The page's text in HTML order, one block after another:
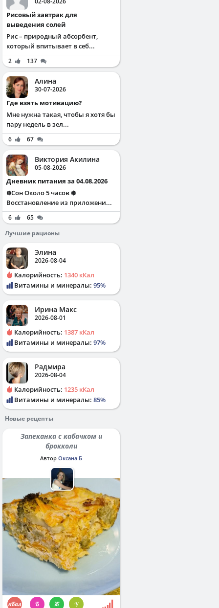
Рисовый завтрак для
выведения солей
Рис – природный абсорбент,
который впитывает в себ...
2 137
Алина
30-07-2026
Где взять мотивацию?
Мне нужна такая, чтобы я хотя бы
пару недель в зел...
6 67
Виктория Акилина
05-08-2026
Дневник питания за 04.08.2026
❄️Сон Около 5 часов ❄️
Восстановление из приложени...
6
65
Лучшие рационы
Элина
2026-08-04
Калорийность: 1340 кКал
Витамины и минералы: 95%
Ирина Макс
2026-08-01
Калорийность: 1387 кКал
Витамины и минералы: 97%
Радмира
2026-08-04
Калорийность: 1235 кКал
Витамины и минералы: 85%
Новые рецепты
Запеканка с кабачком и
брокколи
Автор Оксана Б